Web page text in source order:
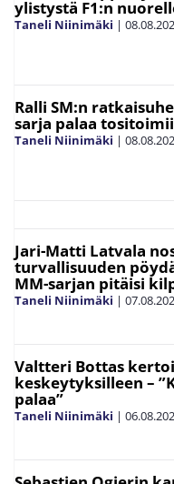
ylistystä F1:n
Taneli Niinimäki |
Ralli SM:n
sarja palaa
Taneli Niinimäki |
Jari-Matti Latvala
turvallisuuden
MM-sarjan pitäisi
Taneli Niinimäki |
Valtteri Bottas
keskeytyksilleen –
palaa”
Taneli Niinimäki |